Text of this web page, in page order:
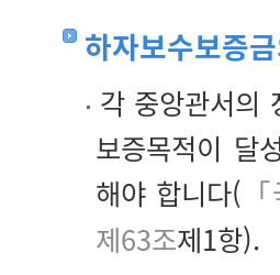
하자보수보증
각 중앙관서의
보증목적이 달
해야 합니다(
제63조제1항).